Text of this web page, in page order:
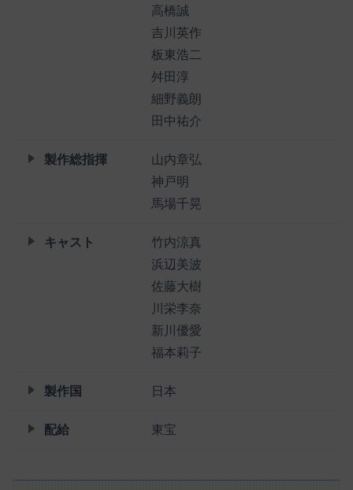
高橋誠
吉川英作
板東浩二
舛田淳
細野義朗
田中祐介
製作総指揮
山内章弘
神戸明
馬場千晃
キャスト
竹内涼真
浜辺美波
佐藤大樹
川栄李奈
新川優愛
福本莉子
製作国 日本
配給 東宝